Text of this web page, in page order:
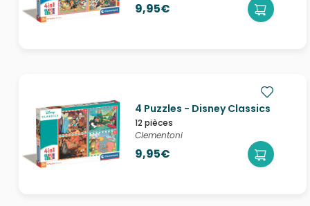
9,95€
4 Puzzles - Disney Classics
12 pièces
Clementoni
9,95€